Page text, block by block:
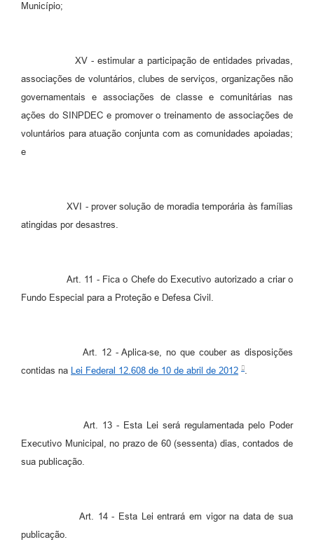
Município;
XV - estimular a participação de entidades privadas,
associações de voluntários, clubes de serviços, organizações não
governamentais e associações de classe e comunitárias nas
ações do SINPDEC e promover o treinamento de associações de
voluntários para atuação conjunta com as comunidades apoiadas;
e
XVI - prover solução de moradia temporária às famílias
atingidas por desastres.
Art. 11 - Fica o Chefe do Executivo autorizado a criar o
Fundo Especial para a Proteção e Defesa Civil.
Art. 12 - Aplica-se, no que couber as disposições
contidas na Lei Federal 12.608 de 10 de abril de 2012 .
Art. 13 - Esta Lei será regulamentada pelo Poder
Executivo Municipal, no prazo de 60 (sessenta) dias, contados de
sua publicação.
Art. 14 - Esta Lei entrará em vigor na data de sua
publicação.